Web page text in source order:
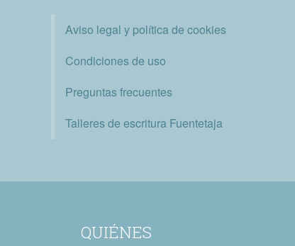
Aviso legal y política de cookies
Condiciones de uso
Preguntas frecuentes
Talleres de escritura Fuentetaja
QUIÉNES